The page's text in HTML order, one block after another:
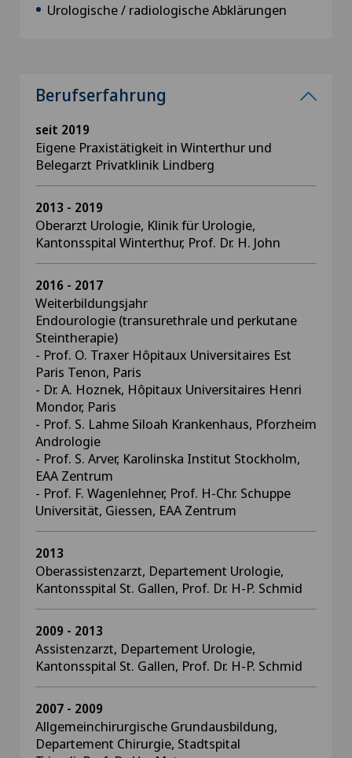
Urologische / radiologische Abklärungen
Berufserfahrung
seit 2019
Eigene Praxistätigkeit in Winterthur und
Belegarzt Privatklinik Lindberg
2013 - 2019
Oberarzt Urologie, Klinik für Urologie,
Kantonsspital Winterthur, Prof. Dr. H. John
2016 - 2017
Weiterbildungsjahr
Endourologie (transurethrale und perkutane
Steintherapie)
- Prof. O. Traxer Hôpitaux Universitaires Est
Paris Tenon, Paris
- Dr. A. Hoznek, Hôpitaux Universitaires Henri
Mondor, Paris
- Prof. S. Lahme Siloah Krankenhaus, Pforzheim
Andrologie
- Prof. S. Arver, Karolinska Institut Stockholm,
EAA Zentrum
- Prof. F. Wagenlehner, Prof. H-Chr. Schuppe
Universität, Giessen, EAA Zentrum
2013
Oberassistenzarzt, Departement Urologie,
Kantonsspital St. Gallen, Prof. Dr. H-P. Schmid
2009 - 2013
Assistenzarzt, Departement Urologie,
Kantonsspital St. Gallen, Prof. Dr. H-P. Schmid
2007 - 2009
Allgemeinchirurgische Grundausbildung,
Departement Chirurgie, Stadtspital